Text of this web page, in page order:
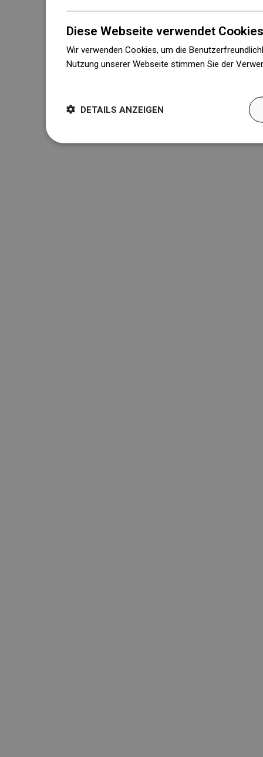
Diese Webseite verwendet
Wir verwenden Cookies, um die
Nutzung unserer Webseite stimmen Sie der
DETAILS ANZEIGEN